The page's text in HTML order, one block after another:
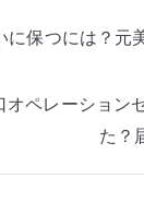
に保つには？元
オペレーション
た？